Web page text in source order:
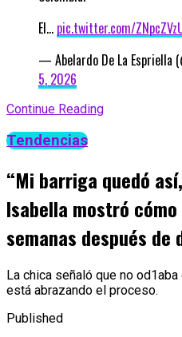
El… pic.twitter.com/
— Abelardo De La Espriella
5, 2026
Continue Reading
Tendencias
“Mi barriga quedó
Isabella mostró
semanas después de
La chica señaló que no
está abrazando el proceso.
Published